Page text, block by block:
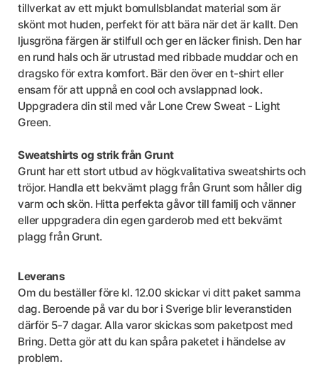
tillverkat av ett mjukt bomullsblandat material som är
skönt mot huden, perfekt för att bära när det är kallt. Den
ljusgröna färgen är stilfull och ger en läcker finish. Den har
en rund hals och är utrustad med ribbade muddar och en
dragsko för extra komfort. Bär den över en t-shirt eller
ensam för att uppnå en cool och avslappnad look.
Uppgradera din stil med vår Lone Crew Sweat - Light
Green.
Sweatshirts og strik från Grunt
Grunt har ett stort utbud av högkvalitativa sweatshirts och
tröjor. Handla ett bekvämt plagg från Grunt som håller dig
varm och skön. Hitta perfekta gåvor till familj och vänner
eller uppgradera din egen garderob med ett bekvämt
plagg från Grunt.
Leverans
Om du beställer före kl. 12.00 skickar vi ditt paket samma
dag. Beroende på var du bor i Sverige blir leveranstiden
därför 5-7 dagar. Alla varor skickas som paketpost med
Bring. Detta gör att du kan spåra paketet i händelse av
problem.